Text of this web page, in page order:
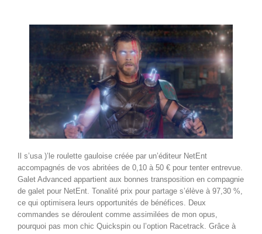
Il s’usa )’le roulette gauloise créée par un’éditeur NetEnt
accompagnés de vos abritées de 0,10 à 50 € pour tenter entrevue.
Galet Advanced appartient aux bonnes transposition en compagnie
de galet pour NetEnt. Tonalité prix pour partage s’élève à 97,30 %,
ce qui optimisera leurs opportunités de bénéfices. Deux
commandes se déroulent comme assimilées de mon opus,
pourquoi pas mon chic Quickspin ou l’option Racetrack. Grâce à